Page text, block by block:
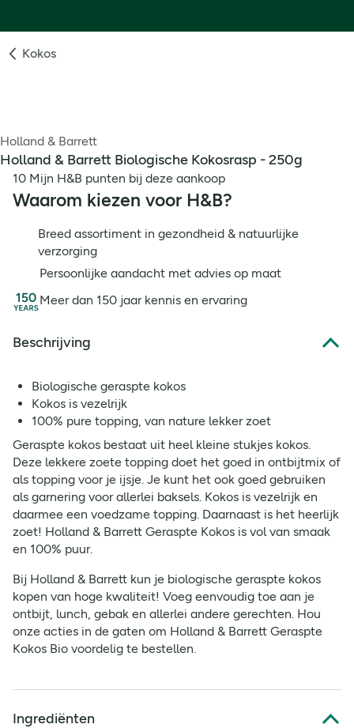
Kokos
Holland & Barrett
Holland & Barrett Biologische Kokosrasp - 250g
10 Mijn H&B punten bij deze aankoop
Waarom kiezen voor H&B?
Breed assortiment in gezondheid & natuurlijke
verzorging
Persoonlijke aandacht met advies op maat
Meer dan 150 jaar kennis en ervaring
Beschrijving
Biologische geraspte kokos
Kokos is vezelrijk
100% pure topping, van nature lekker zoet
Geraspte kokos bestaat uit heel kleine stukjes kokos.
Deze lekkere zoete topping doet het goed in ontbijtmix of
als topping voor je ijsje. Je kunt het ook goed gebruiken
als garnering voor allerlei baksels. Kokos is vezelrijk en
daarmee een voedzame topping. Daarnaast is het heerlijk
zoet! Holland & Barrett Geraspte Kokos is vol van smaak
en 100% puur.
Bij Holland & Barrett kun je biologische geraspte kokos
kopen van hoge kwaliteit! Voeg eenvoudig toe aan je
ontbijt, lunch, gebak en allerlei andere gerechten. Hou
onze acties in de gaten om Holland & Barrett Geraspte
Kokos Bio voordelig te bestellen.
Ingrediënten